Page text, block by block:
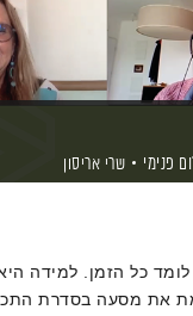
פנימי שרי אריסון
כל הזמן. למידה
את מסעה בסדרת